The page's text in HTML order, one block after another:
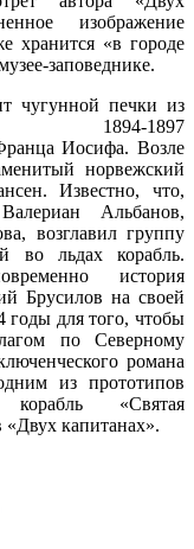
изображение
хранится «в городе
заповеднике.
чугунной печки из
1894-1897
Иосифа. Возле
норвежский
Известно, что,
Альбанов,
возглавил группу
во льдах корабль.
история
Брусилов на своей
годы для того, чтобы
по Северному
романа
из прототипов
«Святая
капитанах».